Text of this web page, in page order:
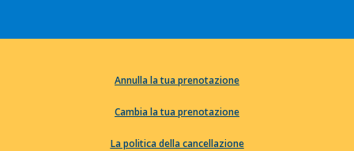
Annulla la tua prenotazione
Cambia la tua prenotazione
La politica della cancellazione